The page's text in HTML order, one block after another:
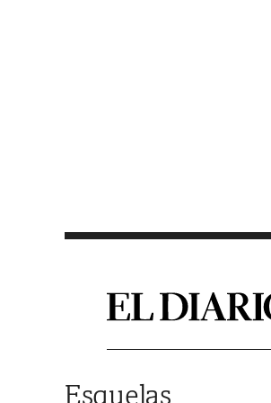
Esquelas